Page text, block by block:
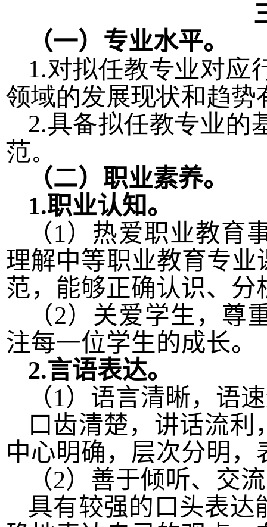
（一）专业水平。
1.对拟任教专业对应
领域的发展现状和趋势
2.具备拟任教专业的
范。
（二）职业素养。
1.职业认知。
（1）热爱职业教育
理解中等职业教育专
范，能够正确认识、
（2）关爱学生，尊
注每一位学生的成长。
2.言语表达。
（1）语言清晰，语
口齿清楚，讲话流
中心明确，层次分明
（2）善于倾听、交
具有较强的口头表达